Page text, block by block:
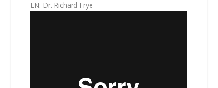
EN: Dr. Richard Frye